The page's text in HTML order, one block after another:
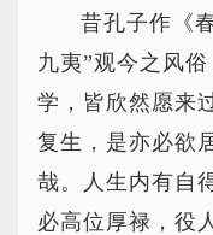
昔孔子作《
九夷”观今之风
学，皆欣然愿来
复生，是亦必欲
哉。人生内有自
必高位厚禄，役